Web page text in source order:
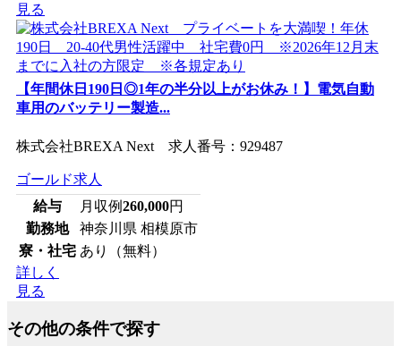
見る
【年間休日190日◎1年の半分以上がお休み！】電気自動
車用のバッテリー製造...
株式会社BREXA Next 求人番号：929487
ゴールド求人
給与
月収例260,000円
勤務地
神奈川県 相模原市
寮・社宅 あり（無料）
詳しく
見る
その他の条件で探す